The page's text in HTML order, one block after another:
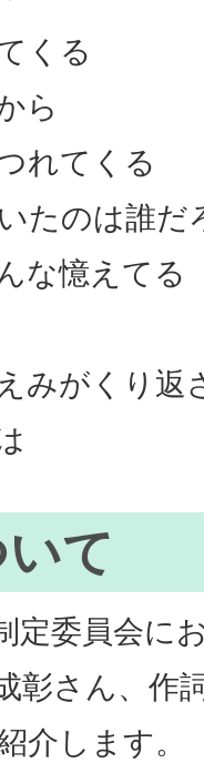
くる
ら
れてくる
たのは誰だ
な憶えてる
みがくり返
て
定委員会に
彰さん、作
介します。